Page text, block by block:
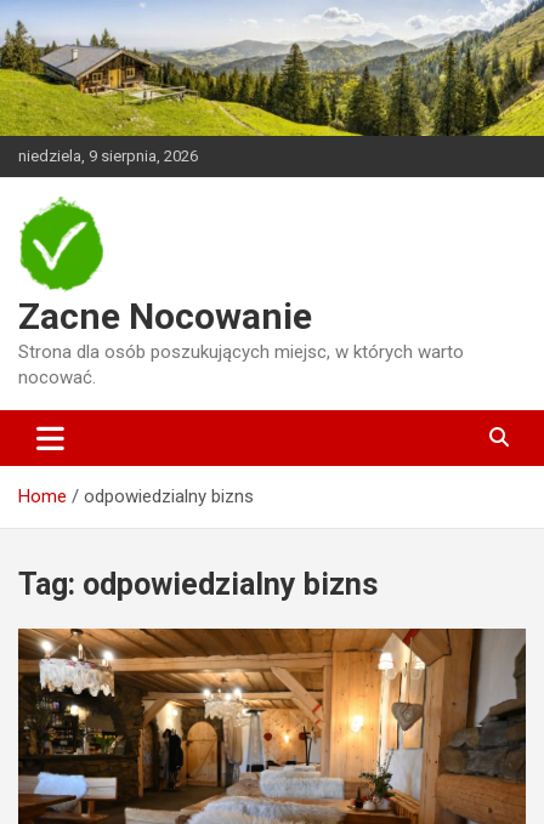
Skip
to
content
niedziela, 9 sierpnia, 2026
Zacne Nocowanie
Strona dla osób poszukujących miejsc, w których warto
nocować.
Home odpowiedzialny bizns
Tag: odpowiedzialny bizns